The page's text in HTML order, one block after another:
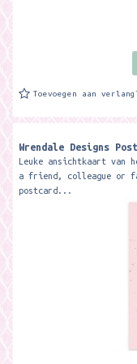
Toevoegen aan
Wrendale Designs
Leuke ansichtkaart van
a friend, colleague or
postcard...